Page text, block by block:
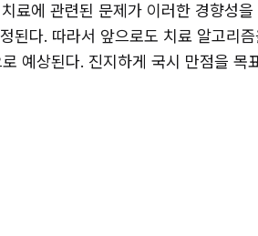
료에 관련된 문제가 이러한 경향성을
다. 따라서 앞으로도 치료 알고리
예상된다. 진지하게 국시 만점을 목